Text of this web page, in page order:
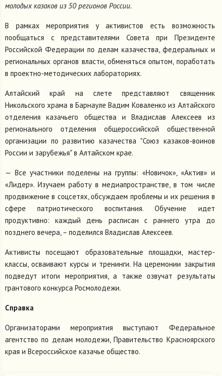
молодых казаков из 50 регионов России.
В рамках мероприятия у активистов есть возможность
пообщаться с представителями Совета при Президенте
Российской Федерации по делам казачества, федеральных и
региональных органов власти, обменяться опытом, поработать
в проектно-методических лабораториях.
Алтайский край на слете представляют священник
Никольского храма в Барнауле Вадим Коваленко из Алтайского
отделения казачьего общества и Владислав Алексеев из
регионального отделения общероссийской общественной
организации по развитию казачества "Союз казаков-воинов
России и зарубежья" в Алтайском крае.
— Все участники поделены на группы: «Новичок», «Актив» и
«Лидер». Изучаем работу в медиапространстве, в том числе
продвижение в соцсетях, обсуждаем проблемы и их решения в
сфере патриотического воспитания. Обучение идет
продуктивно: каждый день расписан с раннего утра до
позднего вечера, – поделился Владислав Алексеев.
Активисты посещают образовательные площадки, мастер-
классы, осваивают курсы и тренинги. На церемонии закрытия
подведут итоги мероприятия, а также озвучат результаты
грантового конкурса Росмолодежи.
Справка
Организаторами мероприятия выступают Федеральное
агентство по делам молодежи, Правительство Красноярского
края и Всероссийское казачье общество.